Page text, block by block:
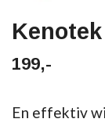
199,-
En effektiv